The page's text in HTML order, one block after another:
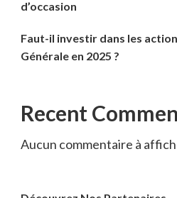
d’occasion
Faut-il investir dans les
Générale en 2025 ?
Recent
Aucun commentaire à